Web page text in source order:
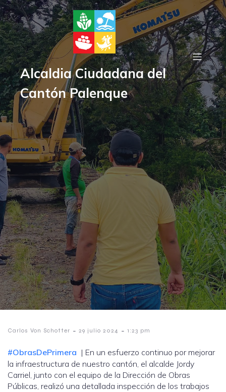
Alcaldia Ciudadana del
Cantón Palenque
«¡Palenque Renace! Avanza
al 40% el Proyecto de
Regeneración en la Entrada
de Palenque, Mejora en
Camino a la Ciudadela Alto
Palenque y la Unidad
Educativa Nicolás Infante»
Carlos Von Schotter - 29 julio 2024 - 1:23 pm
#ObrasDePrimera | En un esfuerzo continuo por mejorar
la infraestructura de nuestro cantón, el alcalde Jordy
Carriel, junto con el equipo de la Dirección de Obras
Públicas, realizó una detallada inspección de los trabajos